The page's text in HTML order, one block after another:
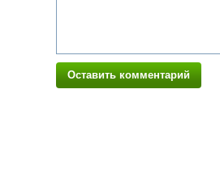
Оставить комментарий